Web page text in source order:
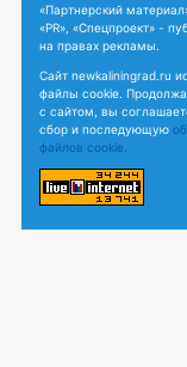
«Партнерский
«PR», «Спецпроект» -
на правах рекламы.
Сайт newkaliningrad.ru
файлы cookie.
с сайтом, вы
сбор и последующую
файлов cookie.